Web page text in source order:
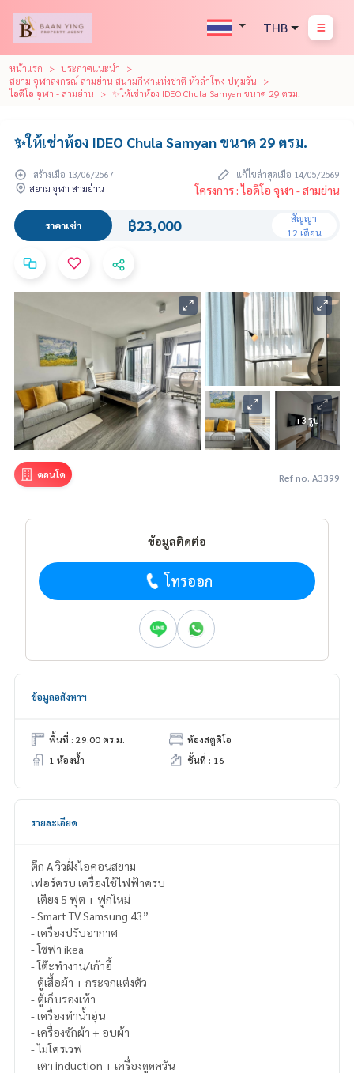
THB
หน้าแรก
ประกาศแนะนำ
สยาม จุฬาลงกรณ์ สามย่าน สนามกีฬาแห่งชาติ หัวลำโพง ปทุมวัน
ไอดีโอ จุฬา - สามย่าน
✨ให้เช่าห้อง IDEO Chula Samyan ขนาด 29 ตรม.
✨ให้เช่าห้อง IDEO Chula Samyan ขนาด 29 ตรม.
สร้างเมื่อ 13/06/2567
แก้ไขล่าสุดเมื่อ 14/05/2569
สยาม จุฬา สามย่าน
โครงการ : ไอดีโอ จุฬา - สามย่าน
ราคาเช่า ฿23,000
สัญญา
12 เดือน
+3 รูป
คอนโด Ref no. A3399
ข้อมูลติดต่อ
โทรออก
ข้อมูลอสังหาฯ
พื้นที่ : 29.00 ตร.ม.
ห้องสตูดิโอ
1 ห้องน้ำ
ชั้นที่ : 16
รายละเอียด
ตึก A วิวฝั่งไอคอนสยาม
เฟอร์ครบ เครื่องใช้ไฟฟ้าครบ
- เตียง 5 ฟุต + ฟูกใหม่
- Smart TV Samsung 43”
- เครื่องปรับอากาศ
- โซฟา ikea
- โต๊ะทำงาน/เก้าอี้
- ตู้เสื้อผ้า + กระจกแต่งตัว
- ตู้เก็บรองเท้า
- เครื่องทำน้ำอุ่น
- เครื่องซักผ้า + อบผ้า
- ไมโครเวฟ
- เตา induction + เครื่องดูดควัน